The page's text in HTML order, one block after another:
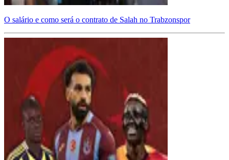
O salário e como será o contrato de Salah no Trabzonspor